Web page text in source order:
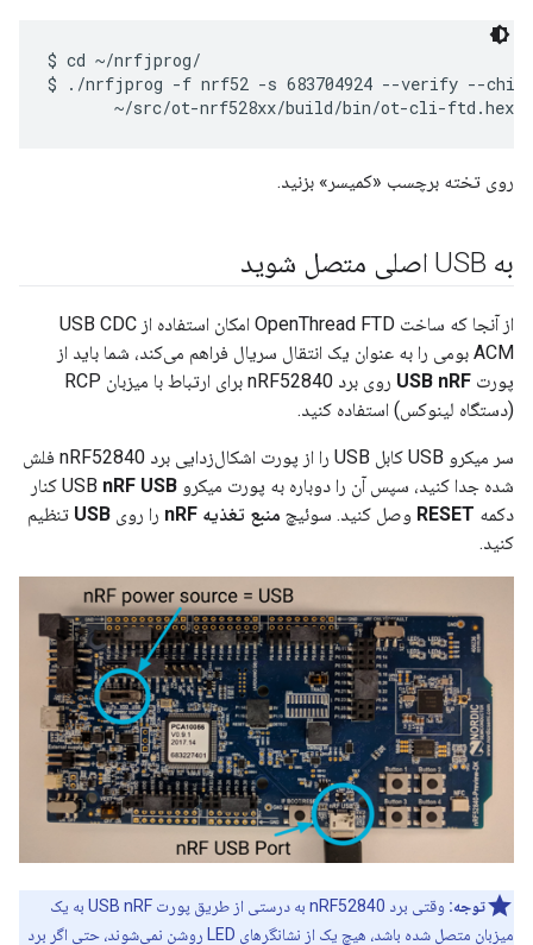
$ cd ~/nrfjprog/
$ ./nrfjprog -f nrf52 -s 683704924 --verify --
روی تخته برچسب «کمیسر» بزنید.
به USB اصلی متصل شوید
از آنجا که ساخت OpenThread FTD امکان استفاده از USB CDC
ACM بومی را به عنوان یک انتقال سریال فراهم می‌کند، شما باید از
پورت USB nRF
روی برد nRF52840 برای ارتباط با میزبان RCP
(دستگاه لینوکس) استفاده کنید.
سر میکرو USB کابل USB را از پورت اشکال‌زدایی برد nRF52840 فلش
شده جدا کنید، سپس آن را دوباره به پورت میکرو USB nRF USB
کنار
دکمه RESET وصل کنید. سوئیچ منبع تغذیه nRF را روی USB تنظیم
کنید.
توجه:
وقتی برد nRF52840 به درستی از طریق پورت USB nRF به یک
میزبان متصل شده باشد، هیچ یک از نشانگرهای LED روشن نمی‌شوند، حتی اگر برد